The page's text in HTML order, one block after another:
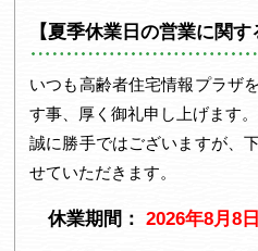
【夏季休業日の営業に関す
いつも高齢者住宅情報プラザ
す事、厚く御礼申し上げます。
誠に勝手ではございますが、
せていただきます。
休業期間： 2026年8月8